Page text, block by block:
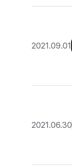
2021.09.01
2021.06.30